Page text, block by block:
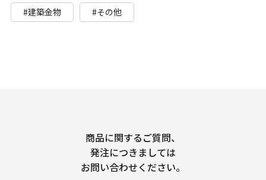
#建築金物 #その他
商品に関するご質問、
発注につきましては
お問い合わせください。